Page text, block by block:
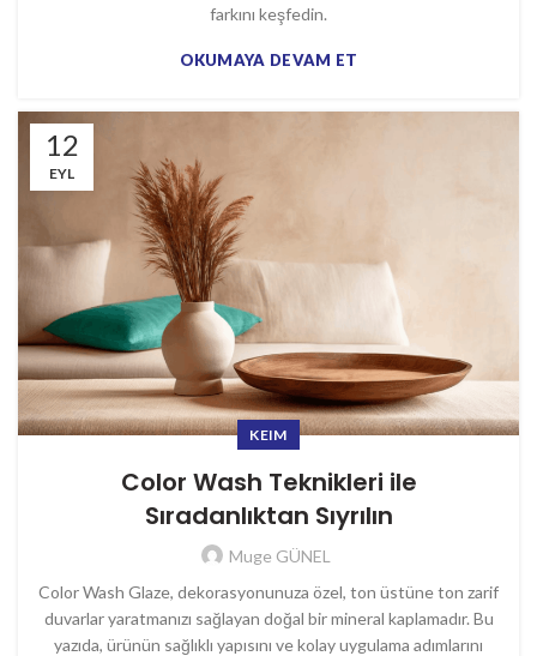
farkını keşfedin.
OKUMAYA DEVAM ET
12
EYL
KEIM
Color Wash Teknikleri ile
Sıradanlıktan Sıyrılın
Muge GÜNEL
Color Wash Glaze, dekorasyonunuza özel, ton üstüne ton zarif
duvarlar yaratmanızı sağlayan doğal bir mineral kaplamadır. Bu
yazıda, ürünün sağlıklı yapısını ve kolay uygulama adımlarını